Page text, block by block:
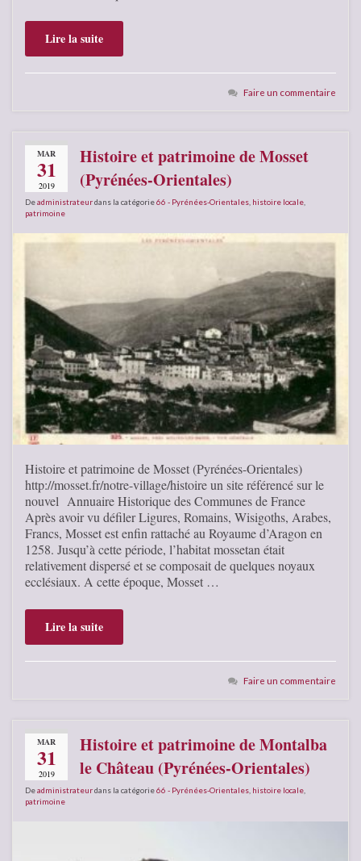
Lire la suite
Faire un commentaire
MAR
31
2019
Histoire et patrimoine de Mosset
(Pyrénées-Orientales)
Deadministrateurdans la catégorie66 - Pyrénées-Orientales histoire locale
patrimoine
Histoire et patrimoine de Mosset (Pyrénées-Orientales)
http://mosset.fr/notre-village/histoire un site référencé sur le
nouvel Annuaire Historique des Communes de France
Après avoir vu défiler Ligures, Romains, Wisigoths, Arabes,
Francs, Mosset est enfin rattaché au Royaume d’Aragon en
1258. Jusqu’à cette période, l’habitat mossetan était
relativement dispersé et se composait de quelques noyaux
ecclésiaux. A cette époque, Mosset …
Lire la suite
Faire un commentaire
MAR
31
2019
Histoire et patrimoine de Montalba
le Château (Pyrénées-Orientales)
Deadministrateurdans la catégorie66 - Pyrénées-Orientales histoire locale
patrimoine